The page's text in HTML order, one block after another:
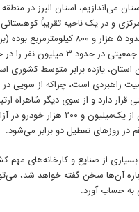
می‌اندازیم، استان البرز در
و در یک ناحیه تقریباً
درصد از مساحت کشور) و جمعیتی در حدود ۳
استان، یازده برابر متوسط کشوری
راهبردی است، چراکه از سویی
استان است که روزانه بیش از یک‌میلیون و
در روزهای تعطیل دو برابر می‌شود.
از صنایع و کارخانه‌های مهم
آن‌ها سخن گفته خواهد شد،
به حساب آورد.